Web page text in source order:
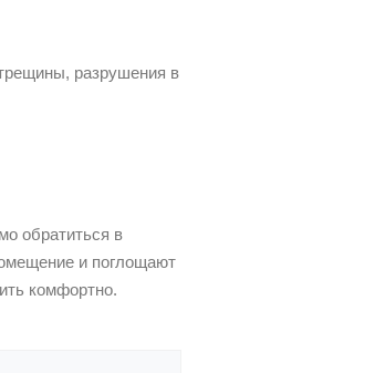
разрушения в
обратиться в
и поглощают
комфортно.